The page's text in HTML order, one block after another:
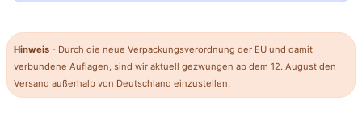
Hinweis - Durch die neue Verpackungsverordnung der EU und damit
verbundene Auflagen, sind wir aktuell gezwungen ab dem 12. August den
Versand außerhalb von Deutschland einzustellen.